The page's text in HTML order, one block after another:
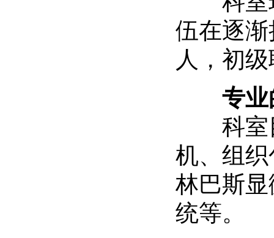
伍在逐
人，初
专业
科室目
机、组
林巴斯
统等。